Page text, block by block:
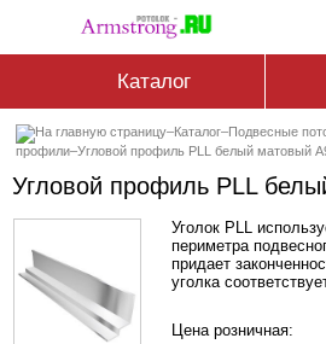
Каталог
–Каталог–Подвесные
профили–Угловой профиль PLL белый матовый
Угловой профиль PLL
Уголок PLL
периметра
придает
уголка
Цена розничная: